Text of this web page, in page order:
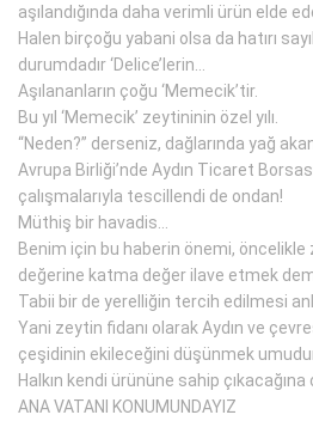
aşılandığında daha verimli ürün elde
Halen birçoğu yabani olsa da hatırı
durumdadır ‘Delice’lerin…
Aşılananların çoğu ‘Memecik’tir.
Bu yıl ‘Memecik’ zeytininin özel yılı.
“Neden?” derseniz, dağlarında yağ
Avrupa Birliği’nde Aydın Ticaret
çalışmalarıyla tescillendi de ondan!
Müthiş bir havadis…
Benim için bu haberin önemi, öncelikle
değerine katma değer ilave etmek
Tabii bir de yerelliğin tercih edilmesi
Yani zeytin fidanı olarak Aydın ve
çeşidinin ekileceğini düşünmek
Halkın kendi ürününe sahip
ANA VATANI KONUMUNDAYIZ